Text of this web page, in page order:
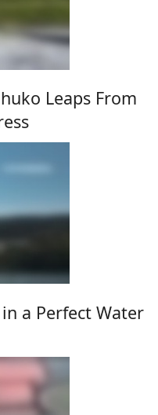
Leaps From
a Perfect Water